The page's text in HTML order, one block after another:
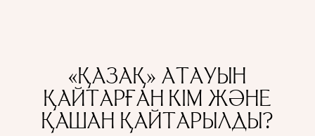
«ҚАЗАҚ» АТАУЫН
ҚАЙТАРҒАН КІМ ЖӘНЕ
ҚАШАН ҚАЙТАРЫЛДЫ?